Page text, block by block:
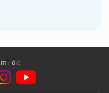
di: